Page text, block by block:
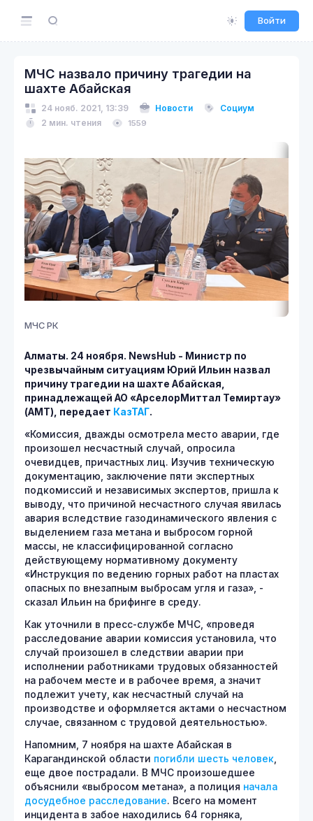
Войти
МЧС назвало причину трагедии на
шахте Абайская
24 нояб. 2021, 13:39 Новости
Социум
2 мин. чтения
1559
МЧС РК
Алматы. 24 ноября. NewsHub - Министр по
чрезвычайным ситуациям Юрий Ильин назвал
причину трагедии на шахте Абайская,
принадлежащей АО «АрселорМиттал Темиртау»
(АМТ), передает КазТАГ.
«Комиссия, дважды осмотрела место аварии, где
произошел несчастный случай, опросила
очевидцев, причастных лиц. Изучив техническую
документацию, заключение пяти экспертных
подкомиссий и независимых экспертов, пришла к
выводу, что причиной несчастного случая явилась
авария вследствие газодинамического явления с
выделением газа метана и выбросом горной
массы, не классифицированной согласно
действующему нормативному документу
«Инструкция по ведению горных работ на пластах
опасных по внезапным выбросам угля и газа», -
сказал Ильин на брифинге в среду.
Как уточнили в пресс-службе МЧС, «проведя
расследование аварии комиссия установила, что
случай произошел в следствии аварии при
исполнении работниками трудовых обязанностей
на рабочем месте и в рабочее время, а значит
подлежит учету, как несчастный случай на
производстве и оформляется актами о несчастном
случае, связанном с трудовой деятельностью».
Напомним, 7 ноября на шахте Абайская в
Карагандинской области погибли шесть человек
еще двое пострадали. В МЧС произошедшее
объяснили «выбросом метана», а полиция начала
досудебное расследование. Всего на момент
инцидента в забое находились 64 горняка,